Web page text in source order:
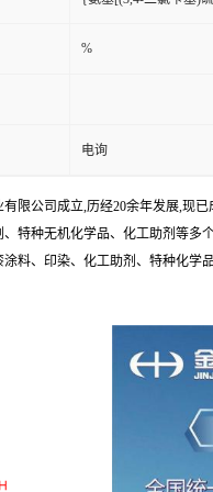
%
电询
限公司成立,历经20余年发展,现
特种无机化学品、化工助剂等
料、印染、化工助剂、特种化学